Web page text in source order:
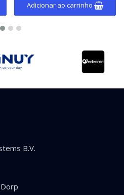
Adicionar ao carrinho
B.V.